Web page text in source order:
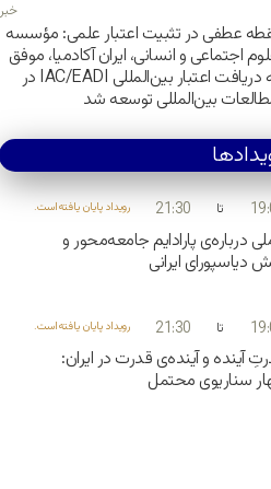
خبر
عطفی در تثبیت اعتبار علمی: مؤسسه
اجتماعی و انسانی، ایران آکادمیا، موفق
به دریافت اعتبار بین‌المللی IAC/EADI در
بین‌المللی توسعه شد
تا 21:30 .رویداد پایان یافته‌است
درباره‌ی پارادایم جامعه‌محور و
دیاسپورای ایرانی
تا 21:30 .رویداد پایان یافته‌است
آینده و آینده‌ی قدرت در ایران:
سناریوی محتمل